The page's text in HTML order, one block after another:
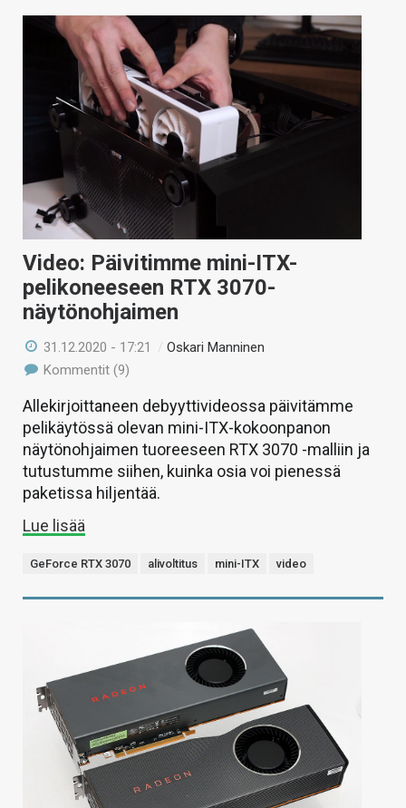
TIETOA
KAUPPA
HAKU
Video: Päivitimme mini-ITX-
pelikoneeseen RTX 3070-
näytönohjaimen
31.12.2020 - 17:21 /Oskari Manninen
Kommentit (9)
Allekirjoittaneen debyyttivideossa päivitämme
pelikäytössä olevan mini-ITX-kokoonpanon
näytönohjaimen tuoreeseen RTX 3070 -malliin ja
tutustumme siihen, kuinka osia voi pienessä
paketissa hiljentää.
Lue lisää
GeForce RTX 3070 alivoltitus mini-ITX video